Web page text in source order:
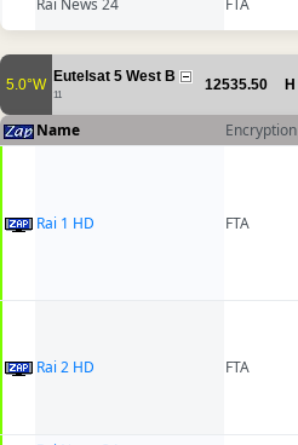
5.0°W Eutelsat 5 West B
11
12535.50 H
Name Encryption
Rai 1 HD FTA
Rai 2 HD FTA